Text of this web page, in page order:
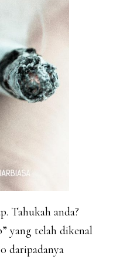
Tahukah anda?
yang telah dikenal
daripadanya